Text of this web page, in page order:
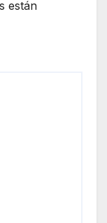
están